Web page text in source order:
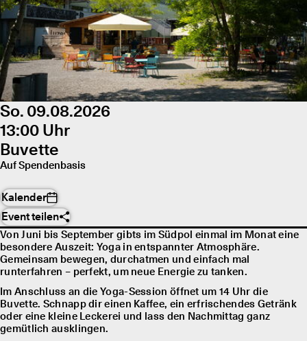
So. 09.08.2026
13:00 Uhr
Buvette
Auf Spendenbasis
Kalender
Event teilen
Von Juni bis September gibts im Südpol einmal im Monat eine
besondere Auszeit: Yoga in entspannter Atmosphäre.
Gemeinsam bewegen, durchatmen und einfach mal
runterfahren – perfekt, um neue Energie zu tanken.
Im Anschluss an die Yoga-Session öffnet um 14 Uhr die
Buvette. Schnapp dir einen Kaffee, ein erfrischendes Getränk
oder eine kleine Leckerei und lass den Nachmittag ganz
gemütlich ausklingen.